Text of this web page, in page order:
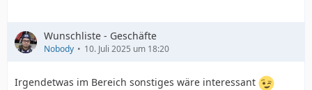
Wunschliste - Geschäfte
Nobody 10. Juli 2025 um 18:20
Irgendetwas im Bereich sonstiges wäre interessant